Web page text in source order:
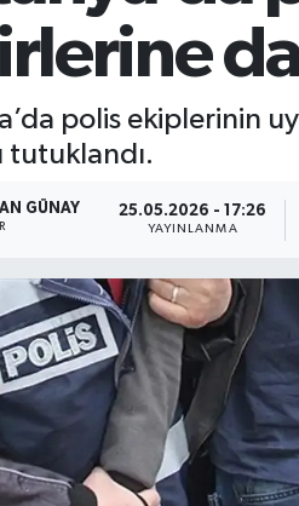
polis ekiplerinin
tutuklandı.
GÜNAY 25.05.2026 - 17:26
YAYINLANMA